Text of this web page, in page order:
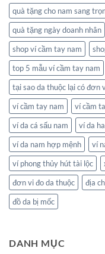
quà tặng cho nam sang
quà tặng ngày doanh nhân
shop ví cầm tay nam
top 5 mẫu ví cầm tay nam
tại sao da thuộc lại có đơn
ví cầm tay nam
ví cầm
ví da cá sấu nam
ví da
ví da nam hợp mệnh
ví
ví phong thủy hút tài lộc
đơn vi đo da thuộc
địa
đồ da bị mốc
DANH MỤC